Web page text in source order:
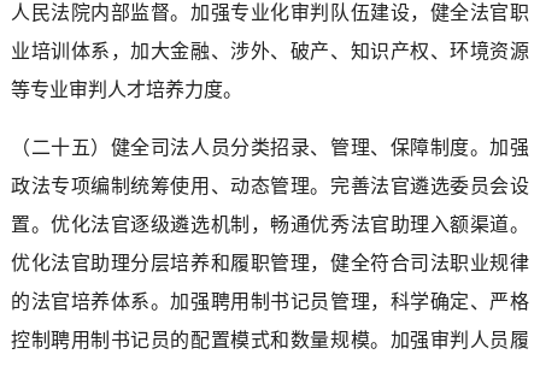
人民法院内部监督。加强专业化审判队伍建设，健全法官职
业培训体系，加大金融、涉外、破产、知识产权、环境资源
等专业审判人才培养力度。
（二十五）健全司法人员分类招录、管理、保障制度。加强
政法专项编制统筹使用、动态管理。完善法官遴选委员会设
置。优化法官逐级遴选机制，畅通优秀法官助理入额渠道。
优化法官助理分层培养和履职管理，健全符合司法职业规律
的法官培养体系。加强聘用制书记员管理，科学确定、严格
控制聘用制书记员的配置模式和数量规模。加强审判人员履